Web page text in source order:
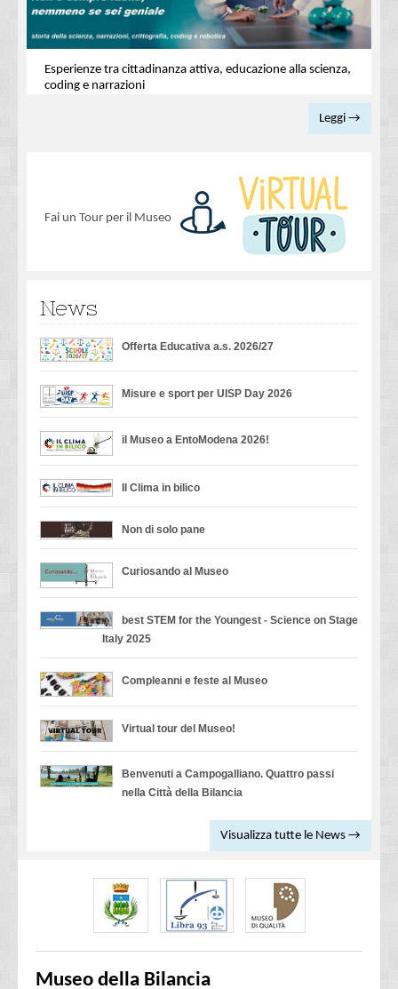
Esperienze tra cittadinanza attiva, educazione alla scienza,
coding e narrazioni
Leggi →
Fai un Tour per il Museo
News
Offerta Educativa a.s. 2026/27
Misure e sport per UISP Day 2026
il Museo a EntoModena 2026!
Il Clima in bilico
Non di solo pane
Curiosando al Museo
best STEM for the Youngest - Science on Stage
Italy 2025
Compleanni e feste al Museo
Virtual tour del Museo!
Benvenuti a Campogalliano. Quattro passi
nella Città della Bilancia
Visualizza tutte le News →
Museo della Bilancia